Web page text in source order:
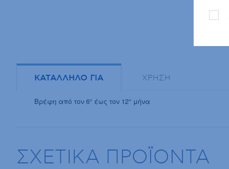
ΚΑΤΑΛΛΗΛΟ ΓΙΑ ΧΡΗΣΗ
Βρέφη από τον 6° έως τον 12° μήνα
ΣΧΕΤΙΚΑ ΠΡΟΪΟΝΤΑ